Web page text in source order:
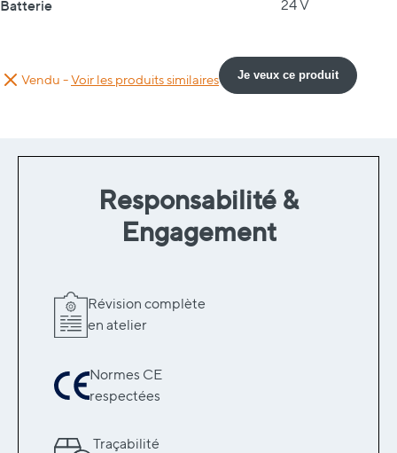
Batterie 24 V
Vendu -Voir les produits similaires Je veux ce produit
Responsabilité &
Engagement
Révision complète
en atelier
Normes CE
respectées
Traçabilité